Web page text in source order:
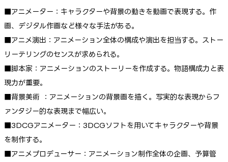
■アニメーター：キャラクターや背景の動きを動画で表現する。作
画、デジタル作画など様々な手法がある。
■アニメ演出：アニメーション全体の構成や演出を担当する。ストー
リーテリングのセンスが求められる。
■脚本家：アニメーションのストーリーを作成する。物語構成力と表
現力が重要。
■背景美術 ：アニメーションの背景画を描く。写実的な表現からフ
ァンタジー的な表現まで幅広い。
■3DCGアニメーター：3DCGソフトを用いてキャラクターや背景
を制作する。
■アニメプロデューサー：アニメーション制作全体の企画、予算管